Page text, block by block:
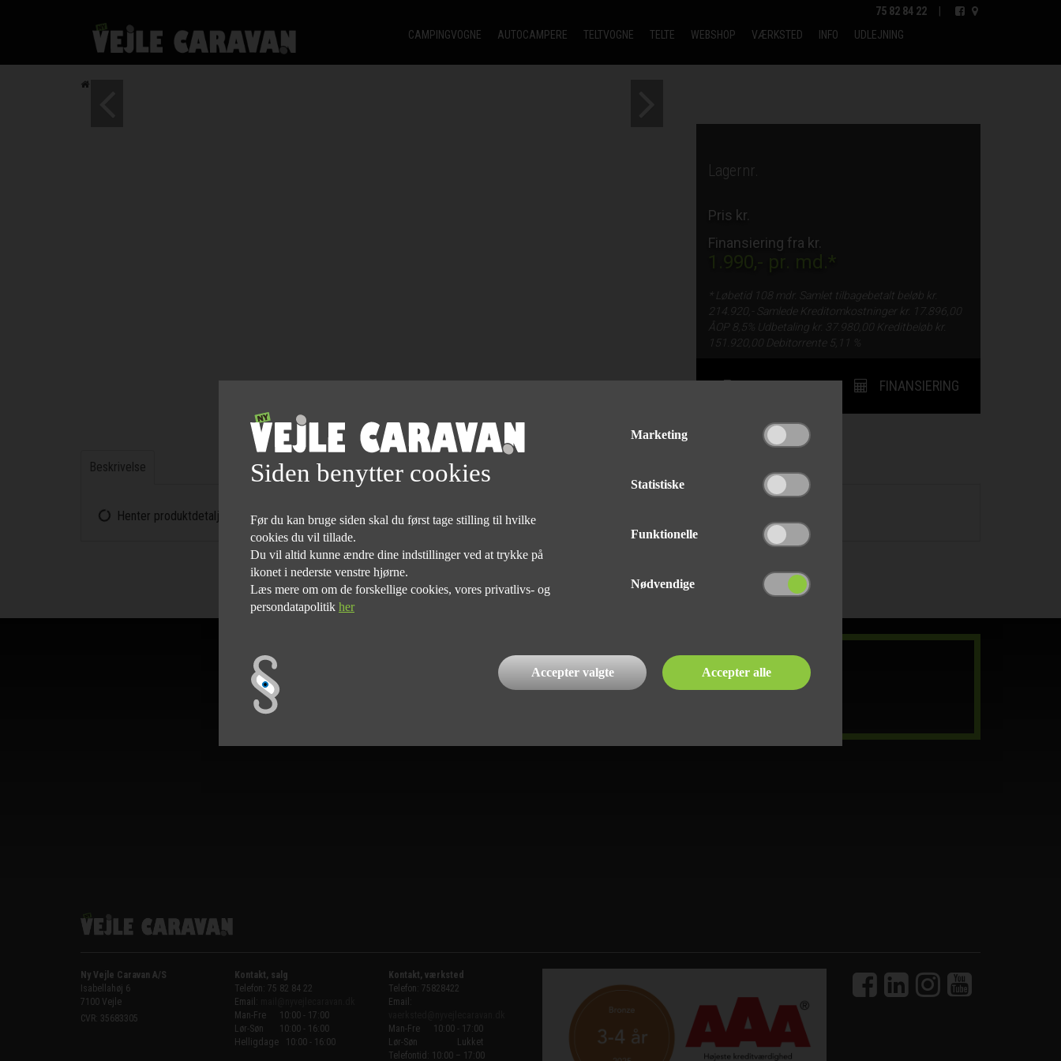
75 82 84 22
CAMPINGVOGNE
AUTOCAMPERE TELTVOGNE TELTE WEBSHOP VÆRKSTED INFO UDLEJNING
Lagernr.
Pris kr.
Finansiering fra kr.
1.990,- pr. md.*
* Løbetid 108 mdr. Samlet tilbagebetalt beløb kr.
214.920,-
Samlede Kreditomkostninger kr.
17.896,00
ÅOP 8,5% Udbetaling kr. 37.980,00 Kreditbeløb kr.
151.920,00 Debitorrente 5,11 %
UDSKRIV FINANSIERING
Beskrivelse
Henter produktdetaljerne...
Med forbehold for tryk og taste fejl af udstyr på alle vogne
DET SKER
Ny Vejle Caravan A/S
Isabellahøj 6
7100 Vejle
CVR: 35683305
Kontakt, salg
Telefon: 75 82 84 22
Email:
Man-Fre
10:00 - 17:00
Lør-Søn
10:00 - 16:00
Helligdage   10:00 - 16:00
Kontakt, værksted
Telefon: 75828422
Email:
Man-Fre
10:00 - 17:00
Lør-Søn
Lukket
Telefontid: 10:00 – 17:00
Siden benytter cookies
Før du kan bruge siden skal du først tage stilling til hvilke
cookies du vil tillade.
Du vil altid kunne ændre dine indstillinger ved at trykke på
ikonet i nederste venstre hjørne.
Læs mere om om de forskellige cookies, vores privatlivs- og
persondatapolitik her
Marketing
Statistiske
Funktionelle
Nødvendige
Accepter valgte Accepter alle